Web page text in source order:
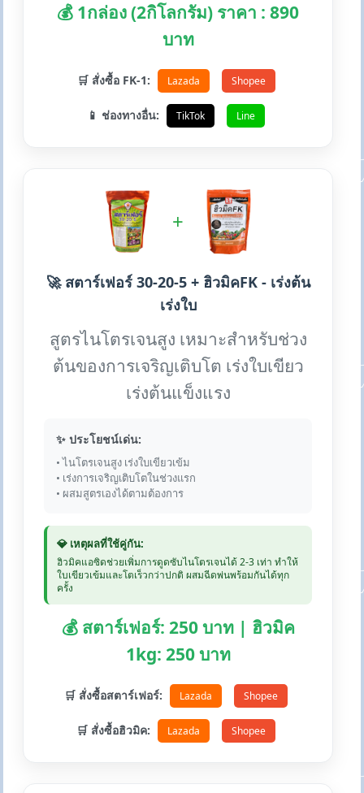
💰 1กล่อง (2กิโลกรัม) ราคา : 890
บาท
🛒 สั่งซื้อ FK-1: Lazada Shopee
📱 ช่องทางอื่น: TikTok Line
+
🚀 สตาร์เฟอร์ 30-20-5 + ฮิวมิคFK - เร่งต้น
เร่งใบ
สูตรไนโตรเจนสูง เหมาะสำหรับช่วง
ต้นของการเจริญเติบโต เร่งใบเขียว
เร่งต้นแข็งแรง
✨ ประโยชน์เด่น:
• ไนโตรเจนสูง เร่งใบเขียวเข้ม
• เร่งการเจริญเติบโตในช่วงแรก
• ผสมสูตรเองได้ตามต้องการ
💎 เหตุผลที่ใช้คู่กัน:
ฮิวมิคแอซิดช่วยเพิ่มการดูดซับไนโตรเจนได้ 2-3 เท่า ทำให้
ใบเขียวเข้มและโตเร็วกว่าปกติ ผสมฉีดพ่นพร้อมกันได้ทุก
ครั้ง
💰 สตาร์เฟอร์: 250 บาท | ฮิวมิค
1kg: 250 บาท
🛒 สั่งซื้อสตาร์เฟอร์: Lazada Shopee
🛒 สั่งซื้อฮิวมิค: Lazada Shopee